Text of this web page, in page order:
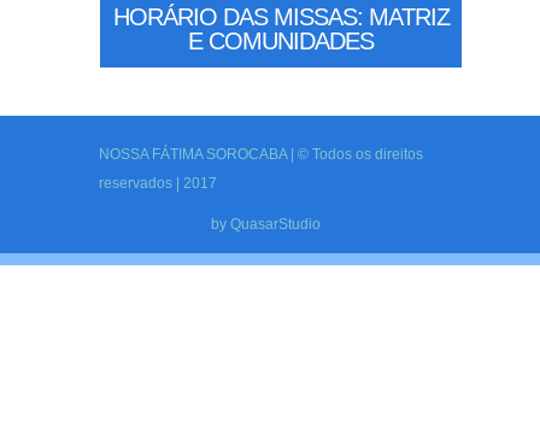
HORÁRIO DAS MISSAS: MATRIZ
E COMUNIDADES
NOSSA FÁTIMA SOROCABA | © Todos os direitos
reservados | 2017
by QuasarStudio